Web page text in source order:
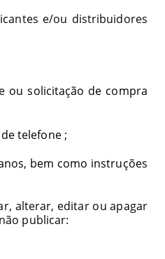
e/ou distribuidores
ou solicitação de compra
telefone ;
bem como instruções
alterar, editar ou apagar
publicar: